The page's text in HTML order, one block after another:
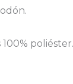
poliéster.